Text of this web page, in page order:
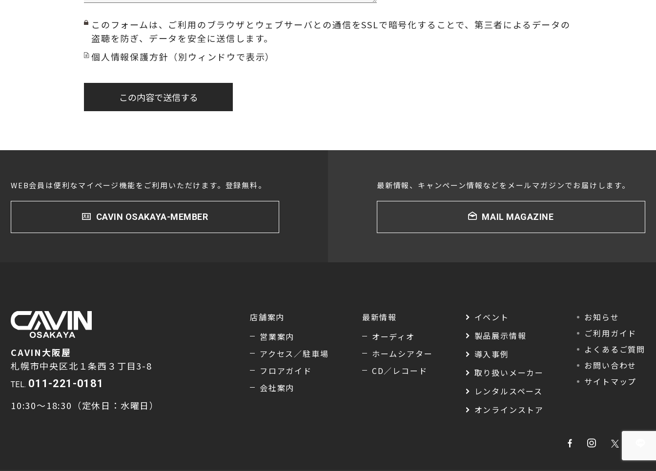
このフォームは、ご利用のブラウザとウェブサーバとの通信をSSLで暗号化することで、第三者によるデータの
盗聴を防ぎ、データを安全に送信します。
個人情報保護方針（別ウィンドウで表示）
この内容で送信する
WEB会員は便利なマイページ機能をご利用いただけます。登録無料。
CAVIN OSAKAYA-MEMBER
最新情報、キャンペーン情報などをメールマガジンでお届けします。
MAIL MAGAZINE
CAVIN大阪屋
札幌市中央区北１条西３丁目3-8
TEL. 011-221-0181
10:30～18:30（定休日：水曜日）
店舗案内
営業案内
アクセス／駐車場
フロアガイド
会社案内
最新情報
オーディオ
ホームシアター
CD／レコード
イベント
製品展示情報
導入事例
取り扱いメーカー
レンタルスペース
オンラインストア
お知らせ
ご利用ガイド
よくあるご質問
お問い合わせ
サイトマップ